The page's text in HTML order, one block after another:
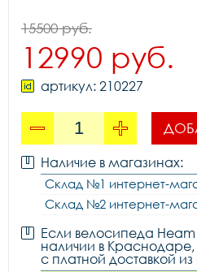
15500 руб.
12990 руб.
артикул: 210227
Наличие в магазинах:
Склад №1 интернет-
Склад №2 интернет-
Если велосипеда Heam
наличии в Краснодаре,
с платной доставкой